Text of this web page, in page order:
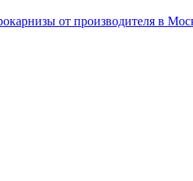
от производителя в